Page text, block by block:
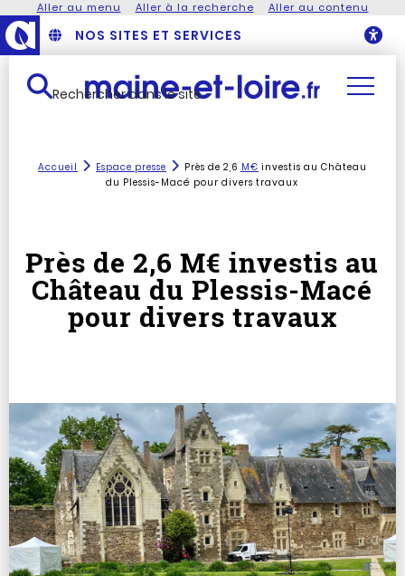
Aller au menu Aller à la recherche Aller au contenu
NOS SITES ET SERVICES
Rechercher dans le site
Accueil Espace presse Près de 2,6 M€ investis au Château
du Plessis-Macé pour divers travaux
Près de 2,6 M€ investis au
Château du Plessis-Macé
pour divers travaux